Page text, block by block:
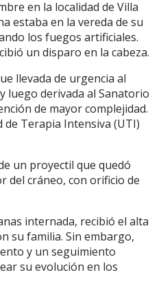
en la localidad de Villa
estaba en la vereda de su
los fuegos artificiales.
un disparo en la cabeza.
llevada de urgencia al
luego derivada al Sanatorio
de mayor complejidad.
de Terapia Intensiva (UTI)
un proyectil que quedó
del cráneo, con orificio de
internada, recibió el alta
su familia. Sin embargo,
y un seguimiento
su evolución en los